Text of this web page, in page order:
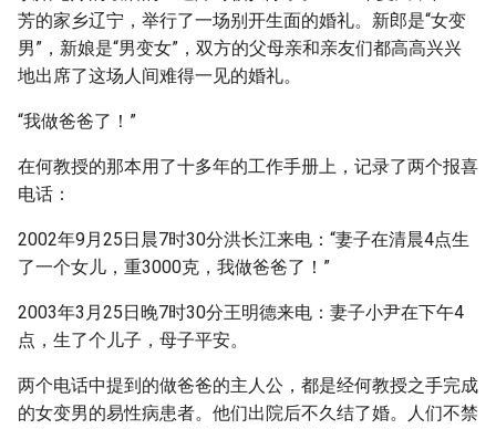
芳的家乡辽宁，举行了一场别开生面的婚礼。新郎是“女变
男”，新娘是“男变女”，双方的父母亲和亲友们都高高兴兴
地出席了这场人间难得一见的婚礼。
“我做爸爸了！”
在何教授的那本用了十多年的工作手册上，记录了两个报喜
电话：
2002年9月25日晨7时30分洪长江来电：“妻子在清晨4点生
了一个女儿，重3000克，我做爸爸了！”
2003年3月25日晚7时30分王明德来电：妻子小尹在下午4
点，生了个儿子，母子平安。
两个电话中提到的做爸爸的主人公，都是经何教授之手完成
的女变男的易性病患者。他们出院后不久结了婚。人们不禁